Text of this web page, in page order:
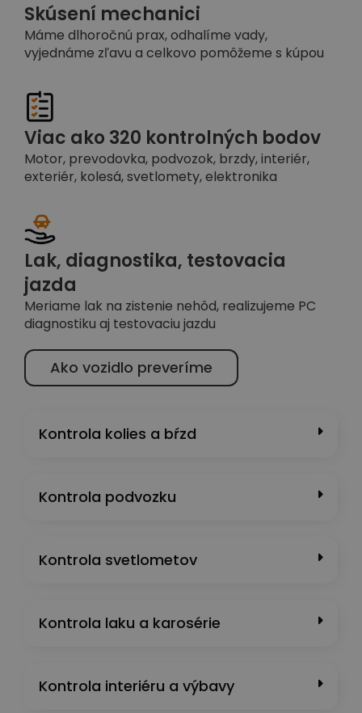
Skúsení mechanici
Máme dlhoročnú prax, odhalíme vady,
vyjednáme zľavu a celkovo pomôžeme s kúpou
Viac ako 320 kontrolných bodov
Motor, prevodovka, podvozok, brzdy, interiér,
exteriér, kolesá, svetlomety, elektronika
Lak, diagnostika, testovacia
jazda
Meriame lak na zistenie nehôd, realizujeme PC
diagnostiku aj testovaciu jazdu
Ako vozidlo preveríme
Kontrola kolies a bŕzd
Kontrola podvozku
Kontrola svetlometov
Kontrola laku a karosérie
Kontrola interiéru a výbavy